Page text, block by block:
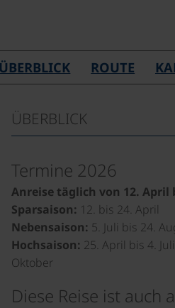
ROUTE
ÜBERBLICK
Termine 2026
Anreise täglich von 12. April
Sparsaison: 12. bis 24. April
Nebensaison: 5. Juli bis 24.
Hochsaison: 25. April bis 4.
Oktober
Diese Reise ist auch